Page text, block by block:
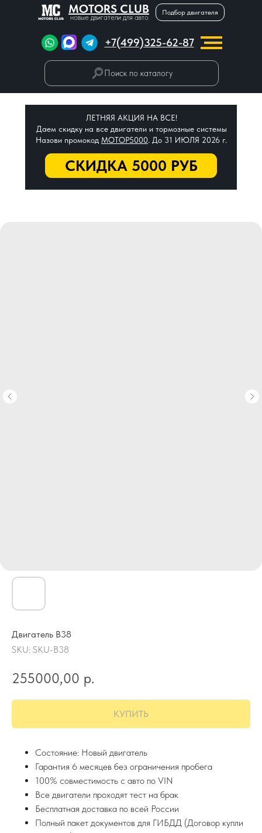
MOTORS CLUB
новые двигатели для авто
Подбор двигателя
+7(499)325-62-87
Поиск по каталогу
СКИДКА 5000 РУБ
ЛЕТНЯЯ АКЦИЯ НА ВСЕ!
Даем скидку на все двигатели и тормозные системы
Назови промокод МОТОР5000. До 31 ИЮЛЯ 2026 г.
Двигатель B38
SKU: SKU-B38
255000,00 р.
КУПИТЬ
Состояние: Новый двигатель
Гарантия 6 месяцев без ограничения пробега
100% совместимость с авто по VIN
Все двигатели проходят тест на брак
Бесплатная доставка по всей России
Полный пакет документов для ГИБДД (Договор купли